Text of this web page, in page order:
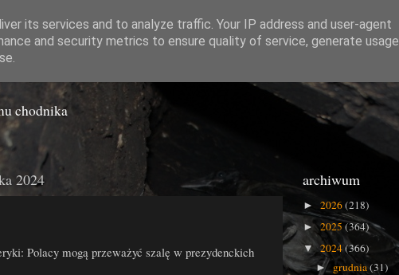
chodnika
2024
Polacy mogą przeważyć szalę w prezydenckich
archiwum
► 2026(218)
►2025(364)
▼ 2024(366)
► grudnia(31)
its services and to analyze traffic. Your IP address and user-agent
and security metrics to ensure quality of service, generate usage